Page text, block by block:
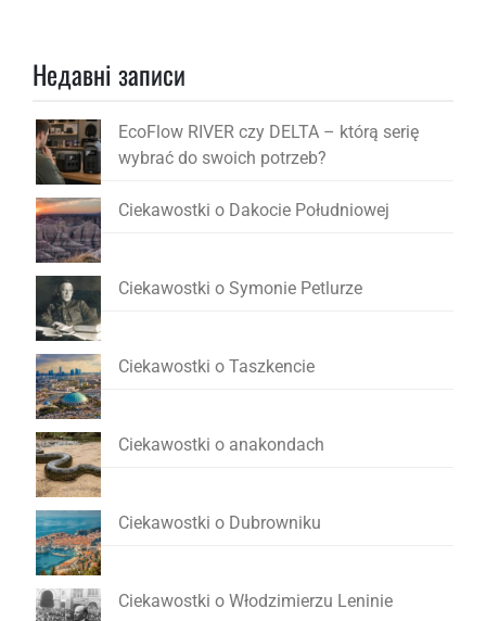
Недавні записи
EcoFlow RIVER czy DELTA – którą serię
wybrać do swoich potrzeb?
Ciekawostki o Dakocie Południowej
Ciekawostki o Symonie Petlurze
Ciekawostki o Taszkencie
Ciekawostki o anakondach
Ciekawostki o Dubrowniku
Ciekawostki o Włodzimierzu Leninie